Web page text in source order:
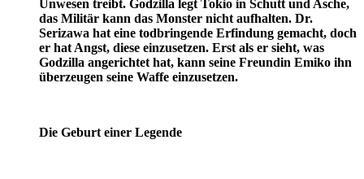
Unwesen treibt. Godzilla legt Tokio in Schutt und Asche,
das Militär kann das Monster nicht aufhalten. Dr.
Serizawa hat eine todbringende Erfindung gemacht, doch
er hat Angst, diese einzusetzen. Erst als er sieht, was
Godzilla angerichtet hat, kann seine Freundin Emiko ihn
überzeugen seine Waffe einzusetzen.
Die Geburt einer Legende